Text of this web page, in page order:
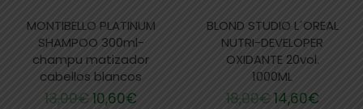
MONTIBELLO PLATINUM
SHAMPOO 300ml-
champu matizador
cabellos blancos
13,00€10,60€
BLOND STUDIO L´OREAL
NUTRI-DEVELOPER
OXIDANTE 20vol.
1000ML
18,00€14,60€